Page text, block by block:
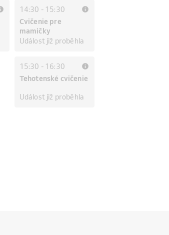
14:30 - 15:30
Cvičenie pre
mamičky
Událost již proběhla
15:30 - 16:30
Tehotenské cvičenie
Událost již proběhla